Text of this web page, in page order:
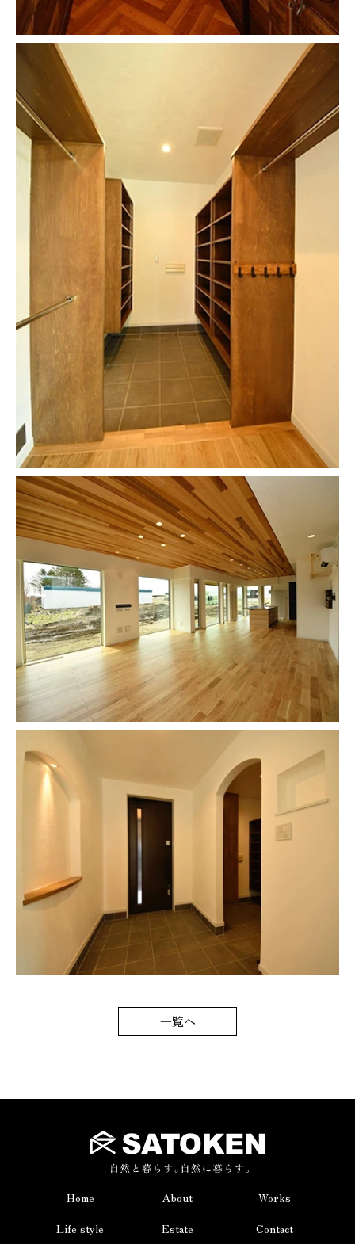
一覧へ
Home About
Works
Life style
Estate Contact